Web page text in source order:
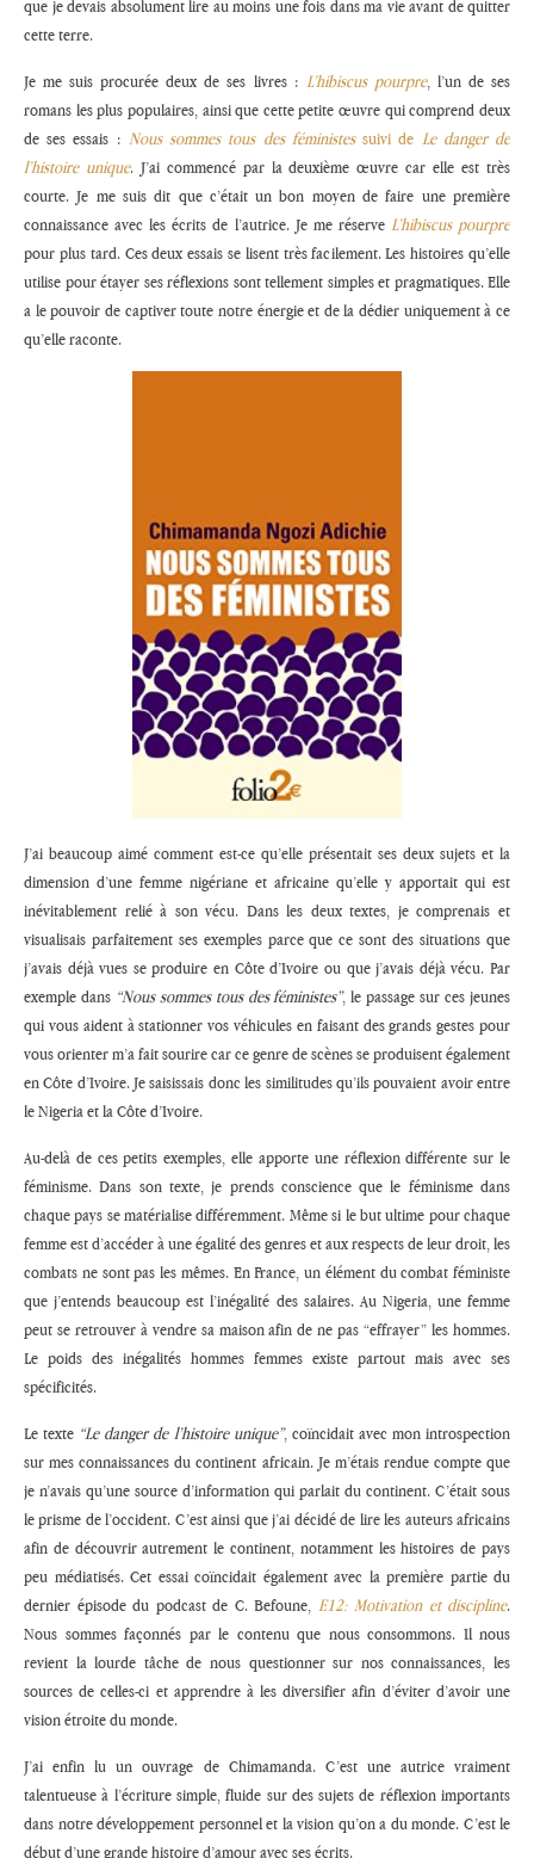
que je devais absolument lire au moins une fois dans ma vie avant de quitter
cette terre.
Je me suis procurée deux de ses livres : L’hibiscus pourpre, l’un de ses
romans les plus populaires, ainsi que cette petite œuvre qui comprend deux
de ses essais : Nous sommes tous des féministessuivi de Le danger de
l’histoire unique. J’ai commencé par la deuxième œuvre car elle est très
courte. Je me suis dit que c’était un bon moyen de faire une première
connaissance avec les écrits de l’autrice. Je me réserve L’hibiscus pourpre
pour plus tard. Ces deux essais se lisent très facilement. Les histoires qu’elle
utilise pour étayer ses réflexions sont tellement simples et pragmatiques. Elle
a le pouvoir de captiver toute notre énergie et de la dédier uniquement à ce
qu’elle raconte.
J’ai beaucoup aimé comment est-ce qu’elle présentait ses deux sujets et la
dimension d’une femme nigériane et africaine qu’elle y apportait qui est
inévitablement relié à son vécu. Dans les deux textes, je comprenais et
visualisais parfaitement ses exemples parce que ce sont des situations que
j’avais déjà vues se produire en Côte d’Ivoire ou que j’avais déjà vécu. Par
exemple dans “Nous sommes tous des féministes”, le passage sur ces jeunes
qui vous aident à stationner vos véhicules en faisant des grands gestes pour
vous orienter m’a fait sourire car ce genre de scènes se produisent également
en Côte d’Ivoire. Je saisissais donc les similitudes qu’ils pouvaient avoir entre
le Nigeria et la Côte d’Ivoire.
Au-delà de ces petits exemples, elle apporte une réflexion différente sur le
féminisme. Dans son texte, je prends conscience que le féminisme dans
chaque pays se matérialise différemment. Même si le but ultime pour chaque
femme est d’accéder à une égalité des genres et aux respects de leur droit, les
combats ne sont pas les mêmes. En France, un élément du combat féministe
que j’entends beaucoup est l’inégalité des salaires. Au Nigeria, une femme
peut se retrouver à vendre sa maison afin de ne pas “effrayer” les hommes.
Le poids des inégalités hommes femmes existe partout mais avec ses
spécificités.
Le texte “Le danger de l’histoire unique”, coïncidait avec mon introspection
sur mes connaissances du continent africain. Je m’étais rendue compte que
je n’avais qu’une source d’information qui parlait du continent. C’était sous
le prisme de l’occident. C’est ainsi que j’ai décidé de lire les auteurs africains
afin de découvrir autrement le continent, notamment les histoires de pays
peu médiatisés. Cet essai coïncidait également avec la première partie du
dernier épisode du podcast de C. Befoune, E12: Motivation et discipline.
Nous sommes façonnés par le contenu que nous consommons. Il nous
revient la lourde tâche de nous questionner sur nos connaissances, les
sources de celles-ci et apprendre à les diversifier afin d’éviter d’avoir une
vision étroite du monde.
J’ai enfin lu un ouvrage de Chimamanda. C’est une autrice vraiment
talentueuse à l’écriture simple, fluide sur des sujets de réflexion importants
dans notre développement personnel et la vision qu’on a du monde. C’est le
début d’une grande histoire d’amour avec ses écrits.